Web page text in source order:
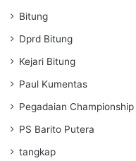
Bitung
Dprd Bitung
Kejari Bitung
Paul Kumentas
Pegadaian Championship
PS Barito Putera
tangkap